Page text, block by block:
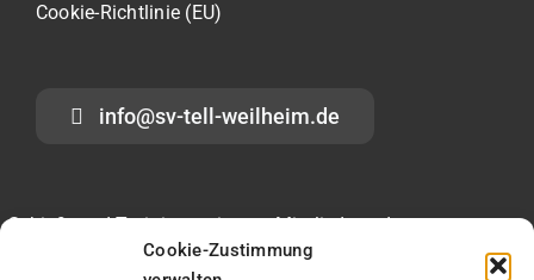
Cookie-Zustimmung
Cookie-Richtlinie (EU)
info@sv-tell-weilheim.de
Schieß- und Trainingszeiten Mitglied werden